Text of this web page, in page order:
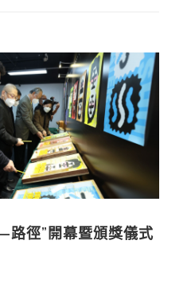
徑”開幕暨頒獎儀式